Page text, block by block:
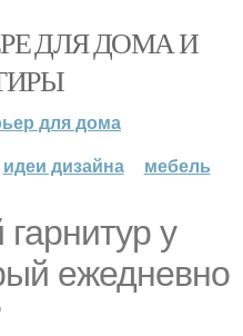
ДЛЯ ДОМА И
для дома
идеи дизайна мебель
у
ежедневно